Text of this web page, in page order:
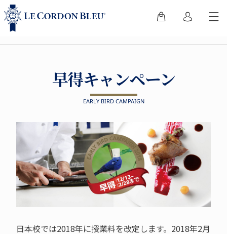
早得キャンペーン
EARLY BIRD CAMPAIGN
日本校では2018年に授業料を改定します。2018年2月